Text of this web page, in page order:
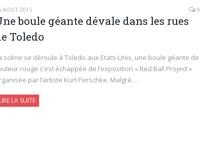
AOÛT 2015 0
boule géante dévale dans les rues
Toledo
scène se déroule à Toledo aux Etats-Unis, une boule géante de
rouge s’est échappée de l’exposition « Red Ball Project »
par l’artiste Kurt Perschke. Malgré…
LA SUITE